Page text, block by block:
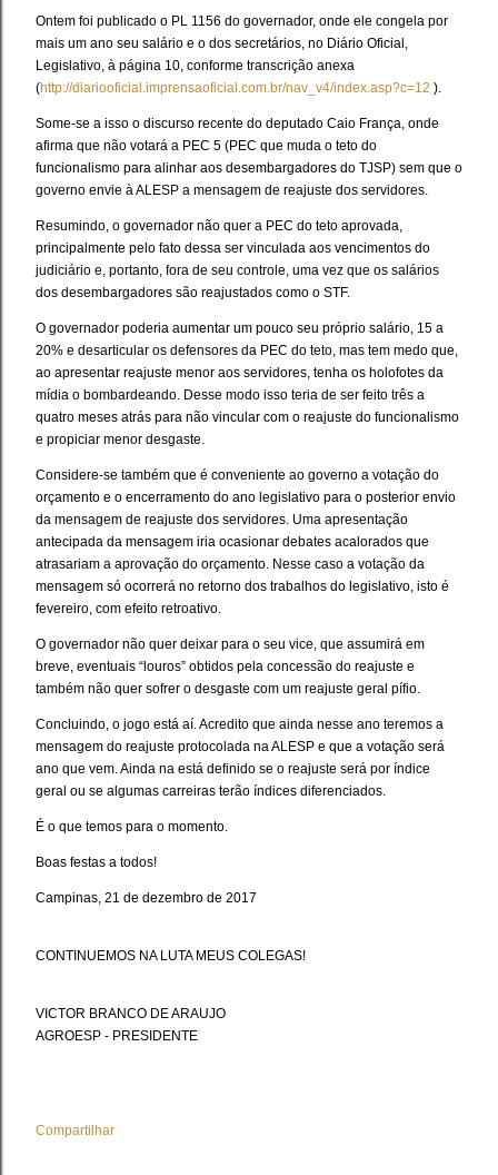
Ontem foi publicado o PL 1156 do governador, onde ele congela por
mais um ano seu salário e o dos secretários, no Diário Oficial,
Legislativo, à página 10, conforme transcrição anexa
(http://diariooficial.imprensaoficial.com.br/nav_v4/index.asp?c=12 ).
Some-se a isso o discurso recente do deputado Caio França, onde
afirma que não votará a PEC 5 (PEC que muda o teto do
funcionalismo para alinhar aos desembargadores do TJSP) sem que o
governo envie à ALESP a mensagem de reajuste dos servidores.
Resumindo, o governador não quer a PEC do teto aprovada,
principalmente pelo fato dessa ser vinculada aos vencimentos do
judiciário e, portanto, fora de seu controle, uma vez que os salários
dos desembargadores são reajustados como o STF.
O governador poderia aumentar um pouco seu próprio salário, 15 a
20% e desarticular os defensores da PEC do teto, mas tem medo que,
ao apresentar reajuste menor aos servidores, tenha os holofotes da
mídia o bombardeando. Desse modo isso teria de ser feito três a
quatro meses atrás para não vincular com o reajuste do funcionalismo
e propiciar menor desgaste.
Considere-se também que é conveniente ao governo a votação do
orçamento e o encerramento do ano legislativo para o posterior envio
da mensagem de reajuste dos servidores. Uma apresentação
antecipada da mensagem iria ocasionar debates acalorados que
atrasariam a aprovação do orçamento. Nesse caso a votação da
mensagem só ocorrerá no retorno dos trabalhos do legislativo, isto é
fevereiro, com efeito retroativo.
O governador não quer deixar para o seu vice, que assumirá em
breve, eventuais “louros” obtidos pela concessão do reajuste e
também não quer sofrer o desgaste com um reajuste geral pífio.
Concluindo, o jogo está aí. Acredito que ainda nesse ano teremos a
mensagem do reajuste protocolada na ALESP e que a votação será
ano que vem. Ainda na está definido se o reajuste será por índice
geral ou se algumas carreiras terão índices diferenciados.
É o que temos para o momento.
Boas festas a todos!
Campinas, 21 de dezembro de 2017
CONTINUEMOS NA LUTA MEUS COLEGAS!
VICTOR BRANCO DE ARAUJO
AGROESP - PRESIDENTE
Compartilhar